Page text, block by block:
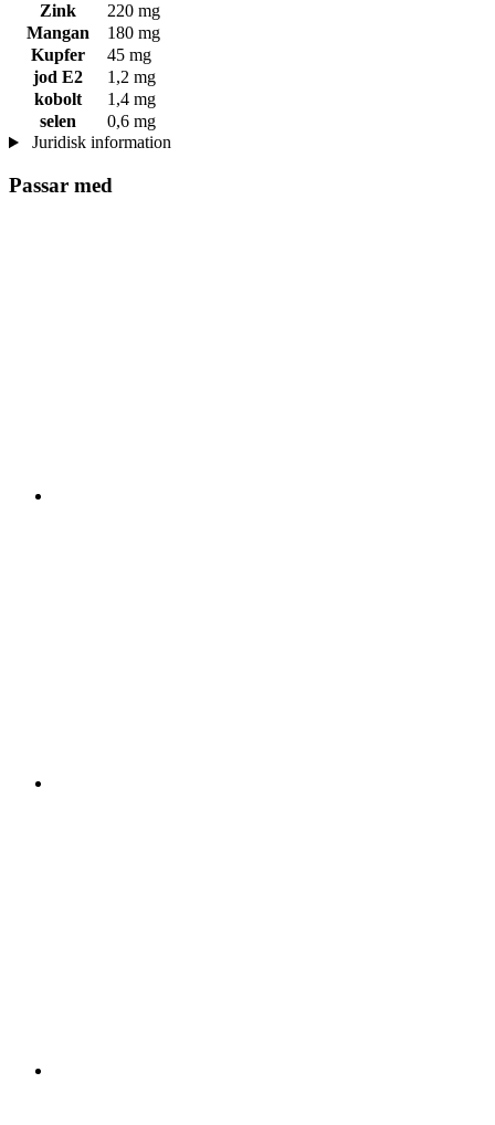
Zink
220 mg
Mangan
180 mg
Kupfer
45 mg
jod E2
1,2 mg
kobolt
1,4 mg
selen
0,6 mg
Juridisk information
Passar med